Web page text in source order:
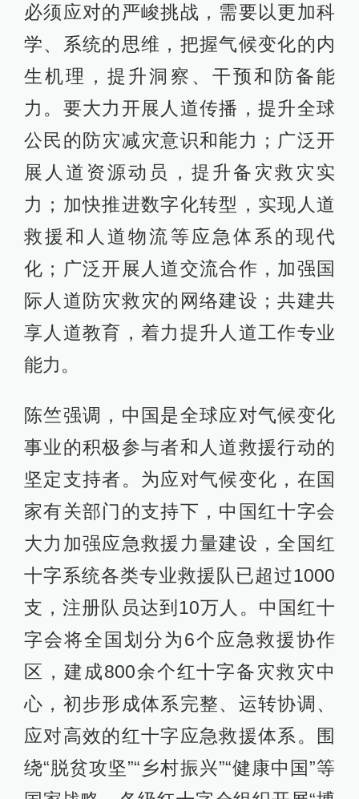
必须应对的严峻挑战，需要以更加科
学、系统的思维，把握气候变化的内
生机理，提升洞察、干预和防备能
力。要大力开展人道传播，提升全球
公民的防灾减灾意识和能力；广泛开
展人道资源动员，提升备灾救灾实
力；加快推进数字化转型，实现人道
救援和人道物流等应急体系的现代
化；广泛开展人道交流合作，加强国
际人道防灾救灾的网络建设；共建共
享人道教育，着力提升人道工作专业
能力。
陈竺强调，中国是全球应对气候变化
事业的积极参与者和人道救援行动的
坚定支持者。为应对气候变化，在国
家有关部门的支持下，中国红十字会
大力加强应急救援力量建设，全国红
十字系统各类专业救援队已超过1000
支，注册队员达到10万人。中国红十
字会将全国划分为6个应急救援协作
区，建成800余个红十字备灾救灾中
心，初步形成体系完整、运转协调、
应对高效的红十字应急救援体系。围
绕“脱贫攻坚”“乡村振兴”“健康中国”等